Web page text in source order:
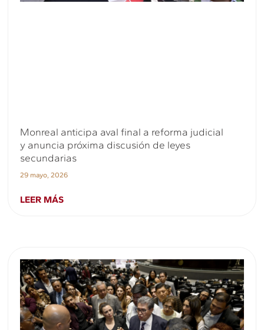
Monreal anticipa aval final a reforma judicial
y anuncia próxima discusión de leyes
secundarias
29 mayo, 2026
LEER MÁS